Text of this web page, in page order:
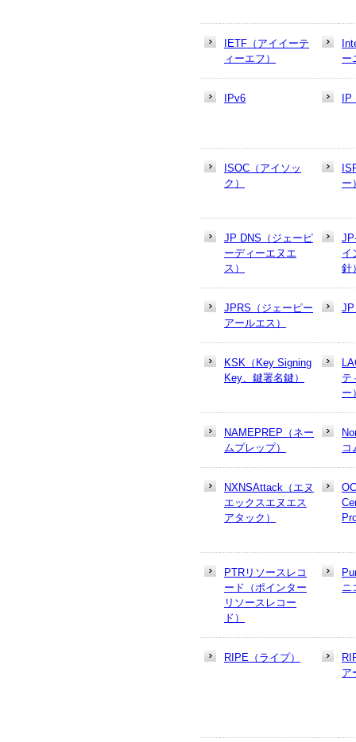
IETF（アイイーテ
ィーエフ）
ー
IPv6
ISOC（アイソッ
ク）
ー
JP DNS（ジェーピ
ーディーエヌエ
ス）
イ
針
JPRS（ジェーピー
アールエス）
JP
KSK（Key Signing
Key、鍵署名鍵）
テ
ー
NAMEPREP（ネー
ムプレップ）
コ
NXNSAttack（エヌ
エックスエヌエス
アタック）
PTRリソースレコ
ード（ポインター
リソースレコー
ド）
ニ
RIPE（ライプ）
ア